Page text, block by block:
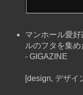
マンホール愛
ルのフタを集め
- GIGAZINE
[design, デザイ